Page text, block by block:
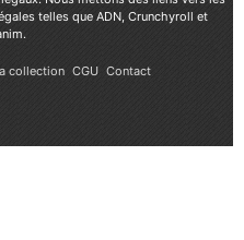
telles que ADN, Crunchyroll et
collection CGU Contact